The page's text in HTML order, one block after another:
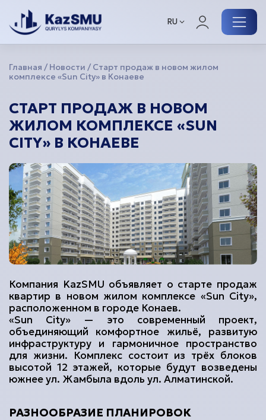
RU
Меню
О компании
Для вас
Связаться с нами
kazsmu@mail.ru
+7 (700) 385 50 50
Подобрать квартиру
Главная Новости
Старт продаж в новом жилом
комплексе «Sun City» в Конаеве
СТАРТ ПРОДАЖ В НОВОМ
ЖИЛОМ КОМПЛЕКСЕ «SUN
CITY» В КОНАЕВЕ
Компания KazSMU объявляет о старте продаж
квартир в новом жилом комплексе «Sun City»,
расположенном в городе Конаев.
«Sun City» — это современный проект,
объединяющий комфортное жильё, развитую
инфраструктуру и гармоничное пространство
для жизни. Комплекс состоит из трёх блоков
высотой 12 этажей, которые будут возведены
южнее ул. Жамбыла вдоль ул. Алматинской.
РАЗНООБРАЗИЕ ПЛАНИРОВОК